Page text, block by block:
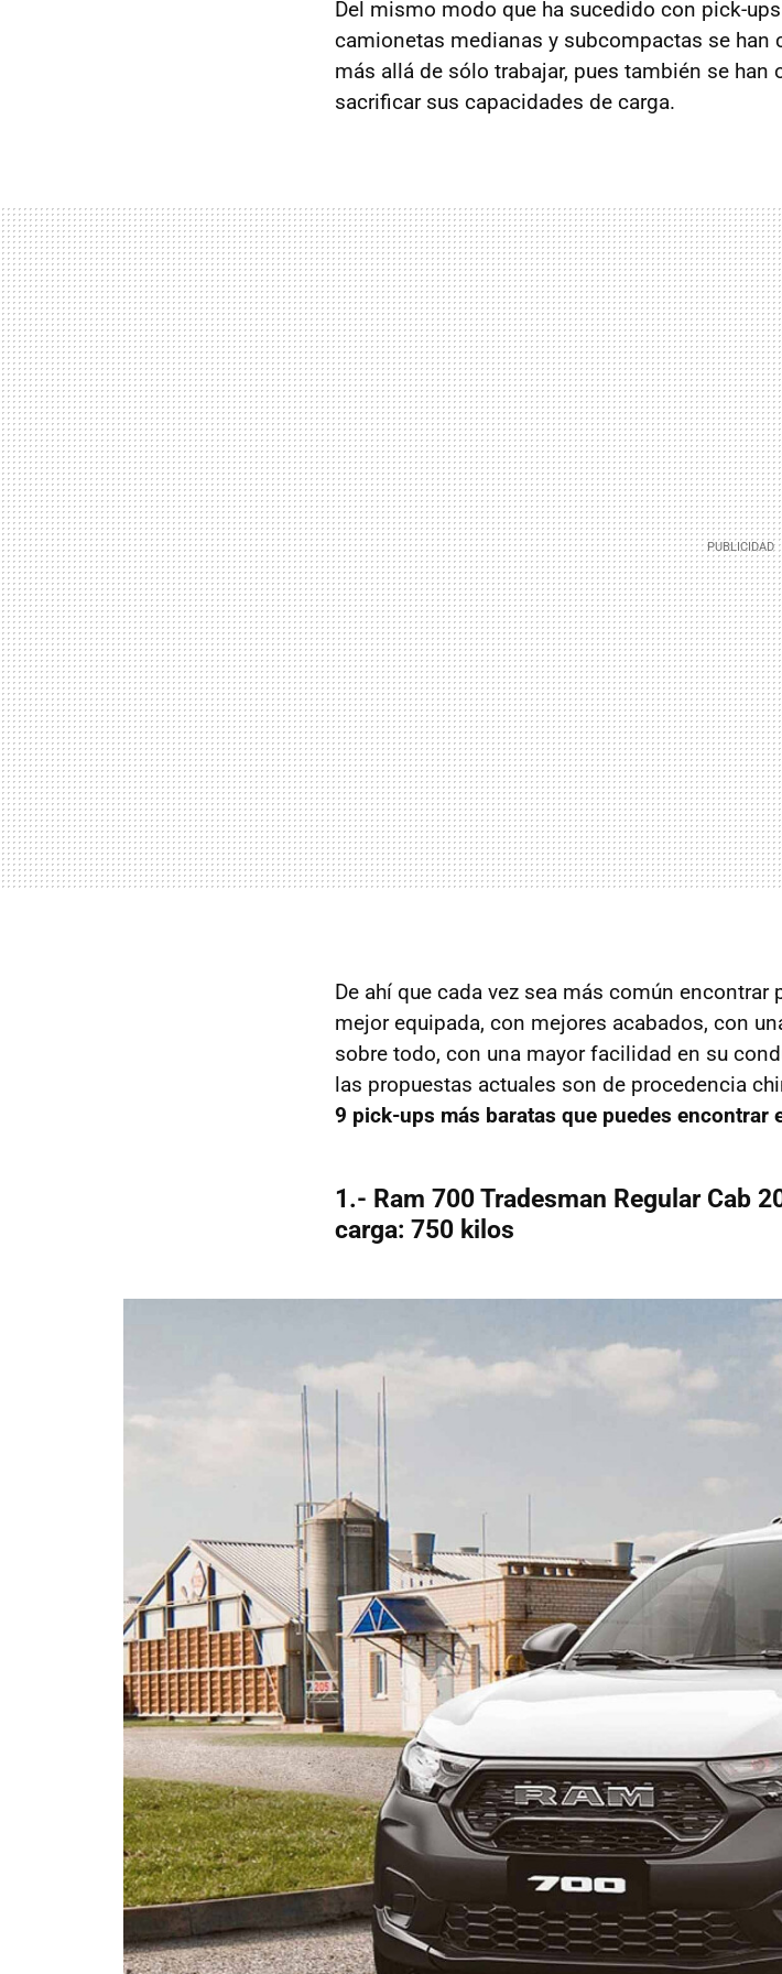
Del mismo modo que ha sucedido con pick-
camionetas medianas y subcompactas se han
más allá de sólo trabajar, pues también se han
sacrificar sus capacidades de carga.
De ahí que cada vez sea más común
mejor equipada, con mejores acabados, con
sobre todo, con una mayor facilidad en su
las propuestas actuales son de procedencia
9 pick-ups más baratas que puedes encontrar
1.- Ram 700 Tradesman Regular Cab
carga: 750 kilos